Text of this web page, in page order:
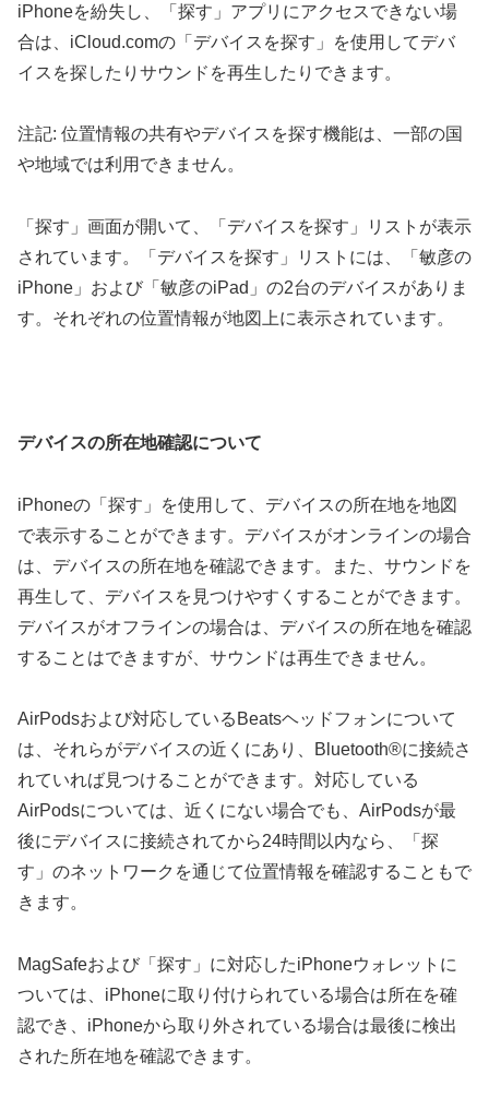
iPhoneを紛失し、「探す」アプリにアクセスできない場
合は、iCloud.comの「デバイスを探す」を使用してデバ
イスを探したりサウンドを再生したりできます。
注記: 位置情報の共有やデバイスを探す機能は、一部の国
や地域では利用できません。
「探す」画面が開いて、「デバイスを探す」リストが表示
されています。「デバイスを探す」リストには、「敏彦の
iPhone」および「敏彦のiPad」の2台のデバイスがありま
す。それぞれの位置情報が地図上に表示されています。
デバイスの所在地確認について
iPhoneの「探す」を使用して、デバイスの所在地を地図
で表示することができます。デバイスがオンラインの場合
は、デバイスの所在地を確認できます。また、サウンドを
再生して、デバイスを見つけやすくすることができます。
デバイスがオフラインの場合は、デバイスの所在地を確認
することはできますが、サウンドは再生できません。
AirPodsおよび対応しているBeatsヘッドフォンについて
は、それらがデバイスの近くにあり、Bluetooth®に接続さ
れていれば見つけることができます。対応している
AirPodsについては、近くにない場合でも、AirPodsが最
後にデバイスに接続されてから24時間以内なら、「探
す」のネットワークを通じて位置情報を確認することもで
きます。
MagSafeおよび「探す」に対応したiPhoneウォレットに
ついては、iPhoneに取り付けられている場合は所在を確
認でき、iPhoneから取り外されている場合は最後に検出
された所在地を確認できます。